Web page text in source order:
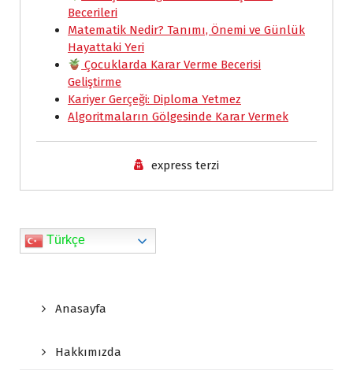
o
o
k
A
p
p
I
r
n
d
y
n
Becerileri
Matematik Nedir? Tanımı, Önemi ve Günlük
Hayattaki Yeri
Çocuklarda Karar Verme Becerisi
Geliştirme
Kariyer Gerçeği: Diploma Yetmez
Algoritmaların Gölgesinde Karar Vermek
express terzi
Türkçe
Anasayfa
Hakkımızda